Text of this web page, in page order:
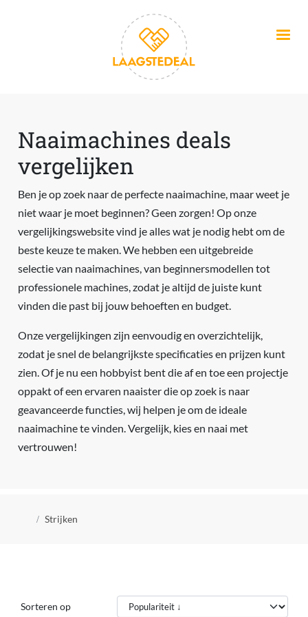
Naaimachines deals
vergelijken
Ben je op zoek naar de perfecte naaimachine, maar weet je
niet waar je moet beginnen? Geen zorgen! Op onze
vergelijkingswebsite vind je alles wat je nodig hebt om de
beste keuze te maken. We hebben een uitgebreide
selectie van naaimachines, van beginnersmodellen tot
professionele machines, zodat je altijd de juiste kunt
vinden die past bij jouw behoeften en budget.
Onze vergelijkingen zijn eenvoudig en overzichtelijk,
zodat je snel de belangrijkste specificaties en prijzen kunt
zien. Of je nu een hobbyist bent die af en toe een projectje
oppakt of een ervaren naaister die op zoek is naar
geavanceerde functies, wij helpen je om de ideale
naaimachine te vinden. Vergelijk, kies en naai met
vertrouwen!
Kruimelpad
Strijken
Sorteren op